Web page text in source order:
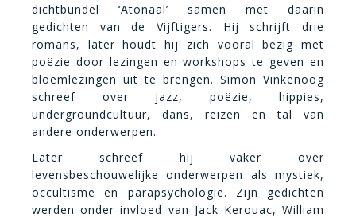
dichtbundel ‘Atonaal’ samen met daarin
gedichten van de Vijftigers. Hij schrijft drie
romans, later houdt hij zich vooral bezig met
poëzie door lezingen en workshops te geven en
bloemlezingen uit te brengen. Simon Vinkenoog
schreef over jazz, poëzie, hippies,
undergroundcultuur, dans, reizen en tal van
andere onderwerpen.
Later schreef hij vaker over
levensbeschouwelijke onderwerpen als mystiek,
occultisme en parapsychologie. Zijn gedichten
werden onder invloed van Jack Kerouac, William